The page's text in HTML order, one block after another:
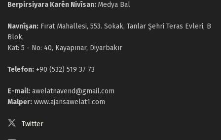
Berpirsiyara Karên Nivîsan: Medya Bal
Navnîşan: Fırat Mahallesi, 553. Sokak, Tanlar Şehri Teras Evleri, B
Blok,
Kat: 5 - No: 40, Kayapınar, Diyarbakır
Telefon: +90 (532) 519 37 73
E-mail: awelatnavend@gmail.com
Malper: www.ajansawelat1.com
Twitter